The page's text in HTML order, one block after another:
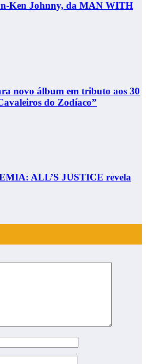
Ken Johnny, da MAN WITH
novo álbum em tributo aos 30
do Zodíaco”
ALL’S JUSTICE revela